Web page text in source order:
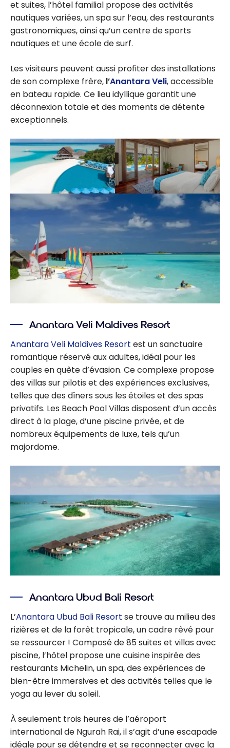
et suites, l’hôtel familial propose des activités
nautiques variées, un spa sur l’eau, des restaurants
gastronomiques, ainsi qu’un centre de sports
nautiques et une école de surf.
Les visiteurs peuvent aussi profiter des installations
de son complexe frère, l’Anantara Veli, accessible
en bateau rapide. Ce lieu idyllique garantit une
déconnexion totale et des moments de détente
exceptionnels.
Anantara Veli Maldives Resort
Anantara Veli Maldives Resort est un sanctuaire
romantique réservé aux adultes, idéal pour les
couples en quête d’évasion. Ce complexe propose
des villas sur pilotis et des expériences exclusives,
telles que des dîners sous les étoiles et des spas
privatifs. Les Beach Pool Villas disposent d’un accès
direct à la plage, d’une piscine privée, et de
nombreux équipements de luxe, tels qu’un
majordome.
Anantara Ubud Bali Resort
L’Anantara Ubud Bali Resort se trouve au milieu des
rizières et de la forêt tropicale, un cadre rêvé pour
se ressourcer ! Composé de 85 suites et villas avec
piscine, l’hôtel propose une cuisine inspirée des
restaurants Michelin, un spa, des expériences de
bien-être immersives et des activités telles que le
yoga au lever du soleil.
À seulement trois heures de l’aéroport
international de Ngurah Rai, il s’agit d’une escapade
idéale pour se détendre et se reconnecter avec la